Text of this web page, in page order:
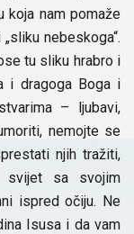
koja nam pomaže
nebeskoga“.
tu sliku hrabro i
i dragoga Boga i
– ljubavi,
nemojte se
njih tražiti,
svijet sa svojim
ispred očiju. Ne
Isusa i da vam